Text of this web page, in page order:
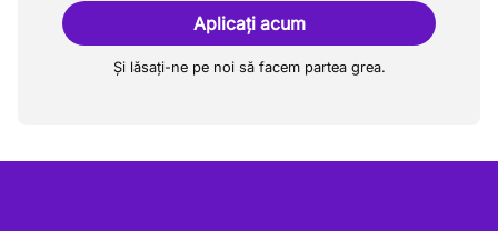
Aplicați acum
Și lăsați-ne pe noi să facem partea grea.